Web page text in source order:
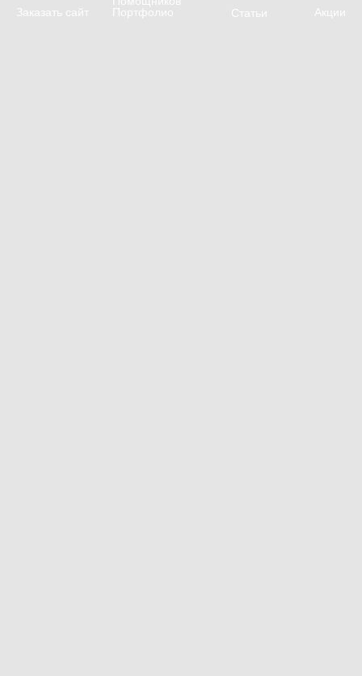
Заказать сайт
Портфолио Акции
Статьи